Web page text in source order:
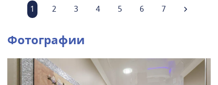
1 2 3 4 5 6 7
Фотографии